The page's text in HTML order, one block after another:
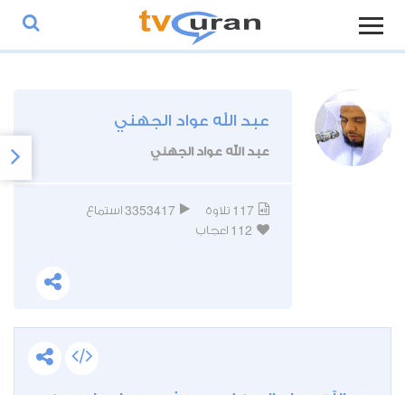
عبد الله عواد الجهني
عبد الله عواد الجهني
117 تلاوة 3353417 استماع
112 اعجاب